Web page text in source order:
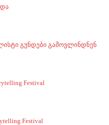
გუნდები გამოვლინდნენ
Festival
Festival